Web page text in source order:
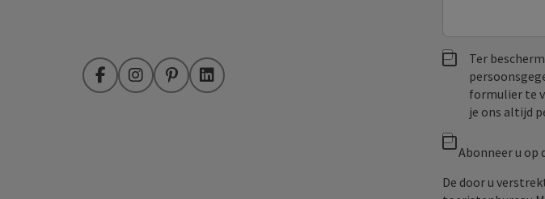
FacebookInstagramPinterestLinkedIn
Ter
formulier te
je ons altijd
Abonneer u op
De door u